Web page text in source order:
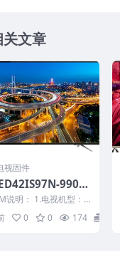
关文章
视固件
9900
原厂系统
固件包下载
说明： 1.电视机型：L
2.物料号：990089
0 0 174